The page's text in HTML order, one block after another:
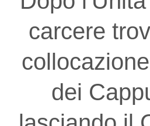
carcere
dei